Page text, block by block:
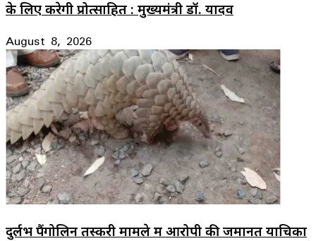
के लिए करेगी प्रोत्साहित : मुख्यमंत्री डॉ. यादव
August 8, 2026
दुर्लभ पैंगोलिन तस्करी मामले में आरोपी की जमानत याचिका